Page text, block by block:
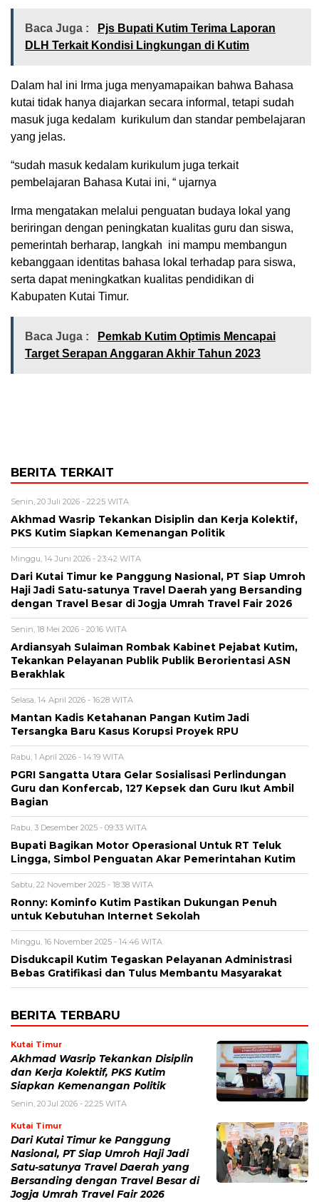
Baca Juga :
Pjs Bupati Kutim Terima Laporan
DLH Terkait Kondisi Lingkungan di Kutim
Dalam hal ini Irma juga menyamapaikan bahwa Bahasa
kutai tidak hanya diajarkan secara informal, tetapi sudah
masuk juga kedalam kurikulum dan standar pembelajaran
yang jelas.
“sudah masuk kedalam kurikulum juga terkait
pembelajaran Bahasa Kutai ini, “ ujarnya
Irma mengatakan melalui penguatan budaya lokal yang
beriringan dengan peningkatan kualitas guru dan siswa,
pemerintah berharap, langkah ini mampu membangun
kebanggaan identitas bahasa lokal terhadap para siswa,
serta dapat meningkatkan kualitas pendidikan di
Kabupaten Kutai Timur.
Baca Juga :
Pemkab Kutim Optimis Mencapai
Target Serapan Anggaran Akhir Tahun 2023
BERITA TERKAIT
Senin, 20 Juli 2026 - 22:25 WITA
Akhmad Wasrip Tekankan Disiplin dan Kerja Kolektif,
PKS Kutim Siapkan Kemenangan Politik
Minggu, 14 Juni 2026 - 23:42 WITA
Dari Kutai Timur ke Panggung Nasional, PT Siap Umroh
Haji Jadi Satu-satunya Travel Daerah yang Bersanding
dengan Travel Besar di Jogja Umrah Travel Fair 2026
Senin, 18 Mei 2026 - 20:16 WITA
Ardiansyah Sulaiman Rombak Kabinet Pejabat Kutim,
Tekankan Pelayanan Publik Publik Berorientasi ASN
Berakhlak
Selasa, 14 April 2026 - 16:28 WITA
Mantan Kadis Ketahanan Pangan Kutim Jadi
Tersangka Baru Kasus Korupsi Proyek RPU
Rabu, 1 April 2026 - 14:19 WITA
PGRI Sangatta Utara Gelar Sosialisasi Perlindungan
Guru dan Konfercab, 127 Kepsek dan Guru Ikut Ambil
Bagian
Rabu, 3 Desember 2025 - 09:33 WITA
Bupati Bagikan Motor Operasional Untuk RT Teluk
Lingga, Simbol Penguatan Akar Pemerintahan Kutim
Sabtu, 22 November 2025 - 18:38 WITA
Ronny: Kominfo Kutim Pastikan Dukungan Penuh
untuk Kebutuhan Internet Sekolah
Minggu, 16 November 2025 - 14:46 WITA
Disdukcapil Kutim Tegaskan Pelayanan Administrasi
Bebas Gratifikasi dan Tulus Membantu Masyarakat
BERITA TERBARU
Kutai Timur
Akhmad Wasrip Tekankan Disiplin
dan Kerja Kolektif, PKS Kutim
Siapkan Kemenangan Politik
Senin, 20 Jul 2026 - 22:25 WITA
Kutai Timur
Dari Kutai Timur ke Panggung
Nasional, PT Siap Umroh Haji Jadi
Satu-satunya Travel Daerah yang
Bersanding dengan Travel Besar di
Jogja Umrah Travel Fair 2026